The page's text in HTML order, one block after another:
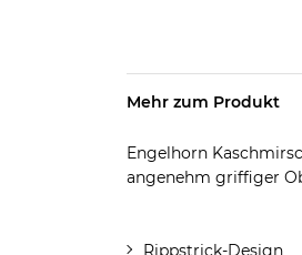
Mehr zum Produkt
Engelhorn
angenehm griffiger
Rippstrick-Design